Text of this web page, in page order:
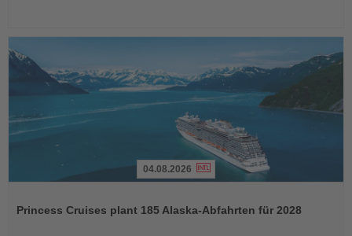
die
04.08.2026
Princess Cruises plant 185 Alaska-Abfahrten für 2028